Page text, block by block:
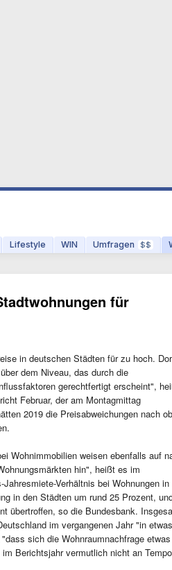
Lifestyle WIN Umfragen $$
für
in deutschen Städten für zu hoch.
dem Niveau, das durch die
gerechtfertigt erscheint",
Februar, der am Montagmittag
2019 die Preisabweichungen nach
Wohnimmobilien weisen ebenfalls auf
hin", heißt es im
Verhältnis bei Wohnungen in
in den Städten um rund 25 Prozent,
übertroffen, so die Bundesbank.
im vergangenen Jahr "in etwas
sich die Wohnraumnachfrage etwas
Berichtsjahr vermutlich nicht an Tempo